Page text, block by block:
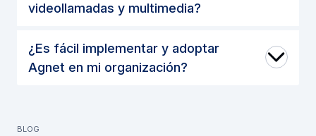
videollamadas y multimedia?
¿Es fácil implementar y adoptar
Agnet en mi organización?
BLOG